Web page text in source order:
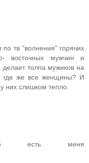
тв "волнения" горячих
восточных мужчин и
толпа мужиков на
где же все женщины? И
них слишком тепло.
есть меня